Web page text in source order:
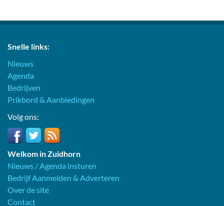
Snelle links:
Nieuws
Agenda
Bedrijven
Prikbord & Aanbiedingen
Volg ons:
Welkom in Zuidhorn
Nieuws / Agenda insturen
Bedrijf Aanmelden & Adverteren
Over de site
Contact